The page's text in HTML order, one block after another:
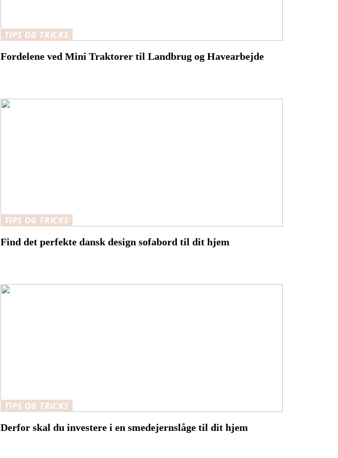
TIPS OG TRICKS
Fordelene ved Mini Traktorer til Landbrug og Havearbejde
TIPS OG TRICKS
Find det perfekte dansk design sofabord til dit hjem
TIPS OG TRICKS
Derfor skal du investere i en smedejernslåge til dit hjem